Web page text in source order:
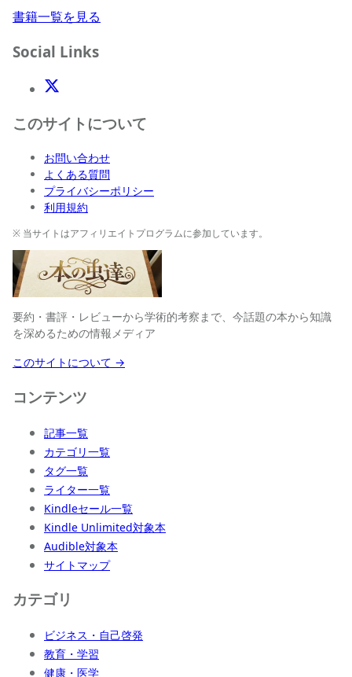
書籍一覧を見る
Social Links
X(Twitter)
このサイトについて
お問い合わせ
よくある質問
プライバシーポリシー
利用規約
※ 当サイトはアフィリエイトプログラムに参加しています。
要約・書評・レビューから学術的考察まで、今話題の本から知識
を深めるための情報メディア
このサイトについて →
コンテンツ
記事一覧
カテゴリ一覧
タグ一覧
ライター一覧
Kindleセール一覧
Kindle Unlimited対象本
Audible対象本
サイトマップ
カテゴリ
ビジネス・自己啓発
教育・学習
健康・医学